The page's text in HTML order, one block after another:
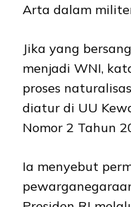
Arta dalam
Jika yang
menjadi WNI,
proses
diatur di UU
Nomor 2 Tahun
Ia menyebut